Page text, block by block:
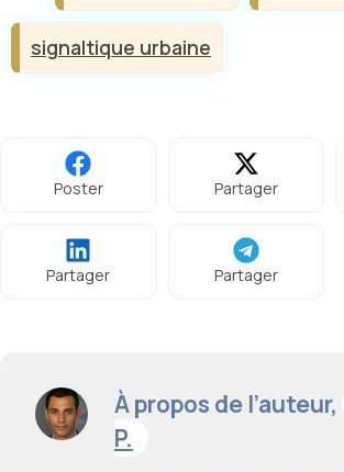
signaltique urbaine
Poster Partager
Partager Partager
À propos de l’auteur,
P.